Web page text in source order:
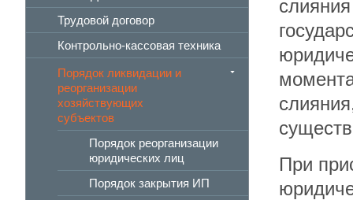
Трудовой договор
Контрольно-кассовая техника
Порядок ликвидации и
реорганизации
хозяйствующих
субъектов
Порядок реорганизации
юридических лиц
Порядок закрытия ИП
При